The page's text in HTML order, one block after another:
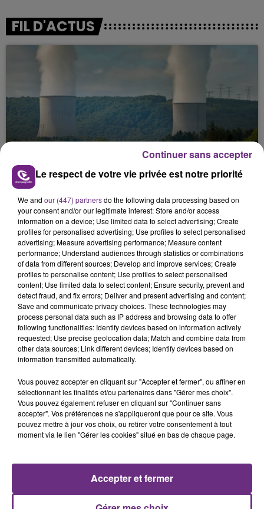
FIL D'ACTUS
LA CENTRALE NUCLÉAIRE DE CHOOZ
TOUJOURS À L'ARRÊT
Cela fait déjà une semaine que la centrale
nucléaire ardennaise est à l'arrêt. Une situation
justifiée par la sécheresse intense qui est toujours
présente.
LE MAGASIN JOUÉCLUB DE REIMS FERME
SES PORTES
C'était l'une des institutions du centre-ville
rémois. Le magasin JouéClub est contraint de
fermer ses portes.
TITRES DIFFUSÉS
11h17
11h17 11h08
11h08
Le respect de votre vie privée est notre priorité
We and our (447) partnersdo the following data processing based on
your consent and/or our legitimate interest: Store and/or access
information on a device; Use limited data to select advertising; Create
profiles for personalised advertising; Use profiles to select personalised
advertising; Measure advertising performance; Measure content
performance; Understand audiences through statistics or combinations
of data from different sources; Develop and improve services; Create
profiles to personalise content; Use profiles to select personalised
content; Use limited data to select content; Ensure security, prevent and
detect fraud, and fix errors; Deliver and present advertising and content;
Save and communicate privacy choices. These technologies may
process personal data such as IP address and browsing data to offer
following functionalities: Identify devices based on information actively
requested; Use precise geolocation data; Match and combine data from
other data sources; Link different devices; Identify devices based on
information transmitted automatically.
Vous pouvez accepter en cliquant sur "Accepter et fermer", ou affiner en
sélectionnant les finalités et/ou partenaires dans "Gérer mes choix".
Vous pouvez également refuser en cliquant sur "Continuer sans
accepter". Vos préférences ne s'appliqueront que pour ce site. Vous
pouvez mettre à jour vos choix, ou retirer votre consentement à tout
moment via le lien "Gérer les cookies" situé en bas de chaque page.
Accepter et fermer
Continuer sans accepter